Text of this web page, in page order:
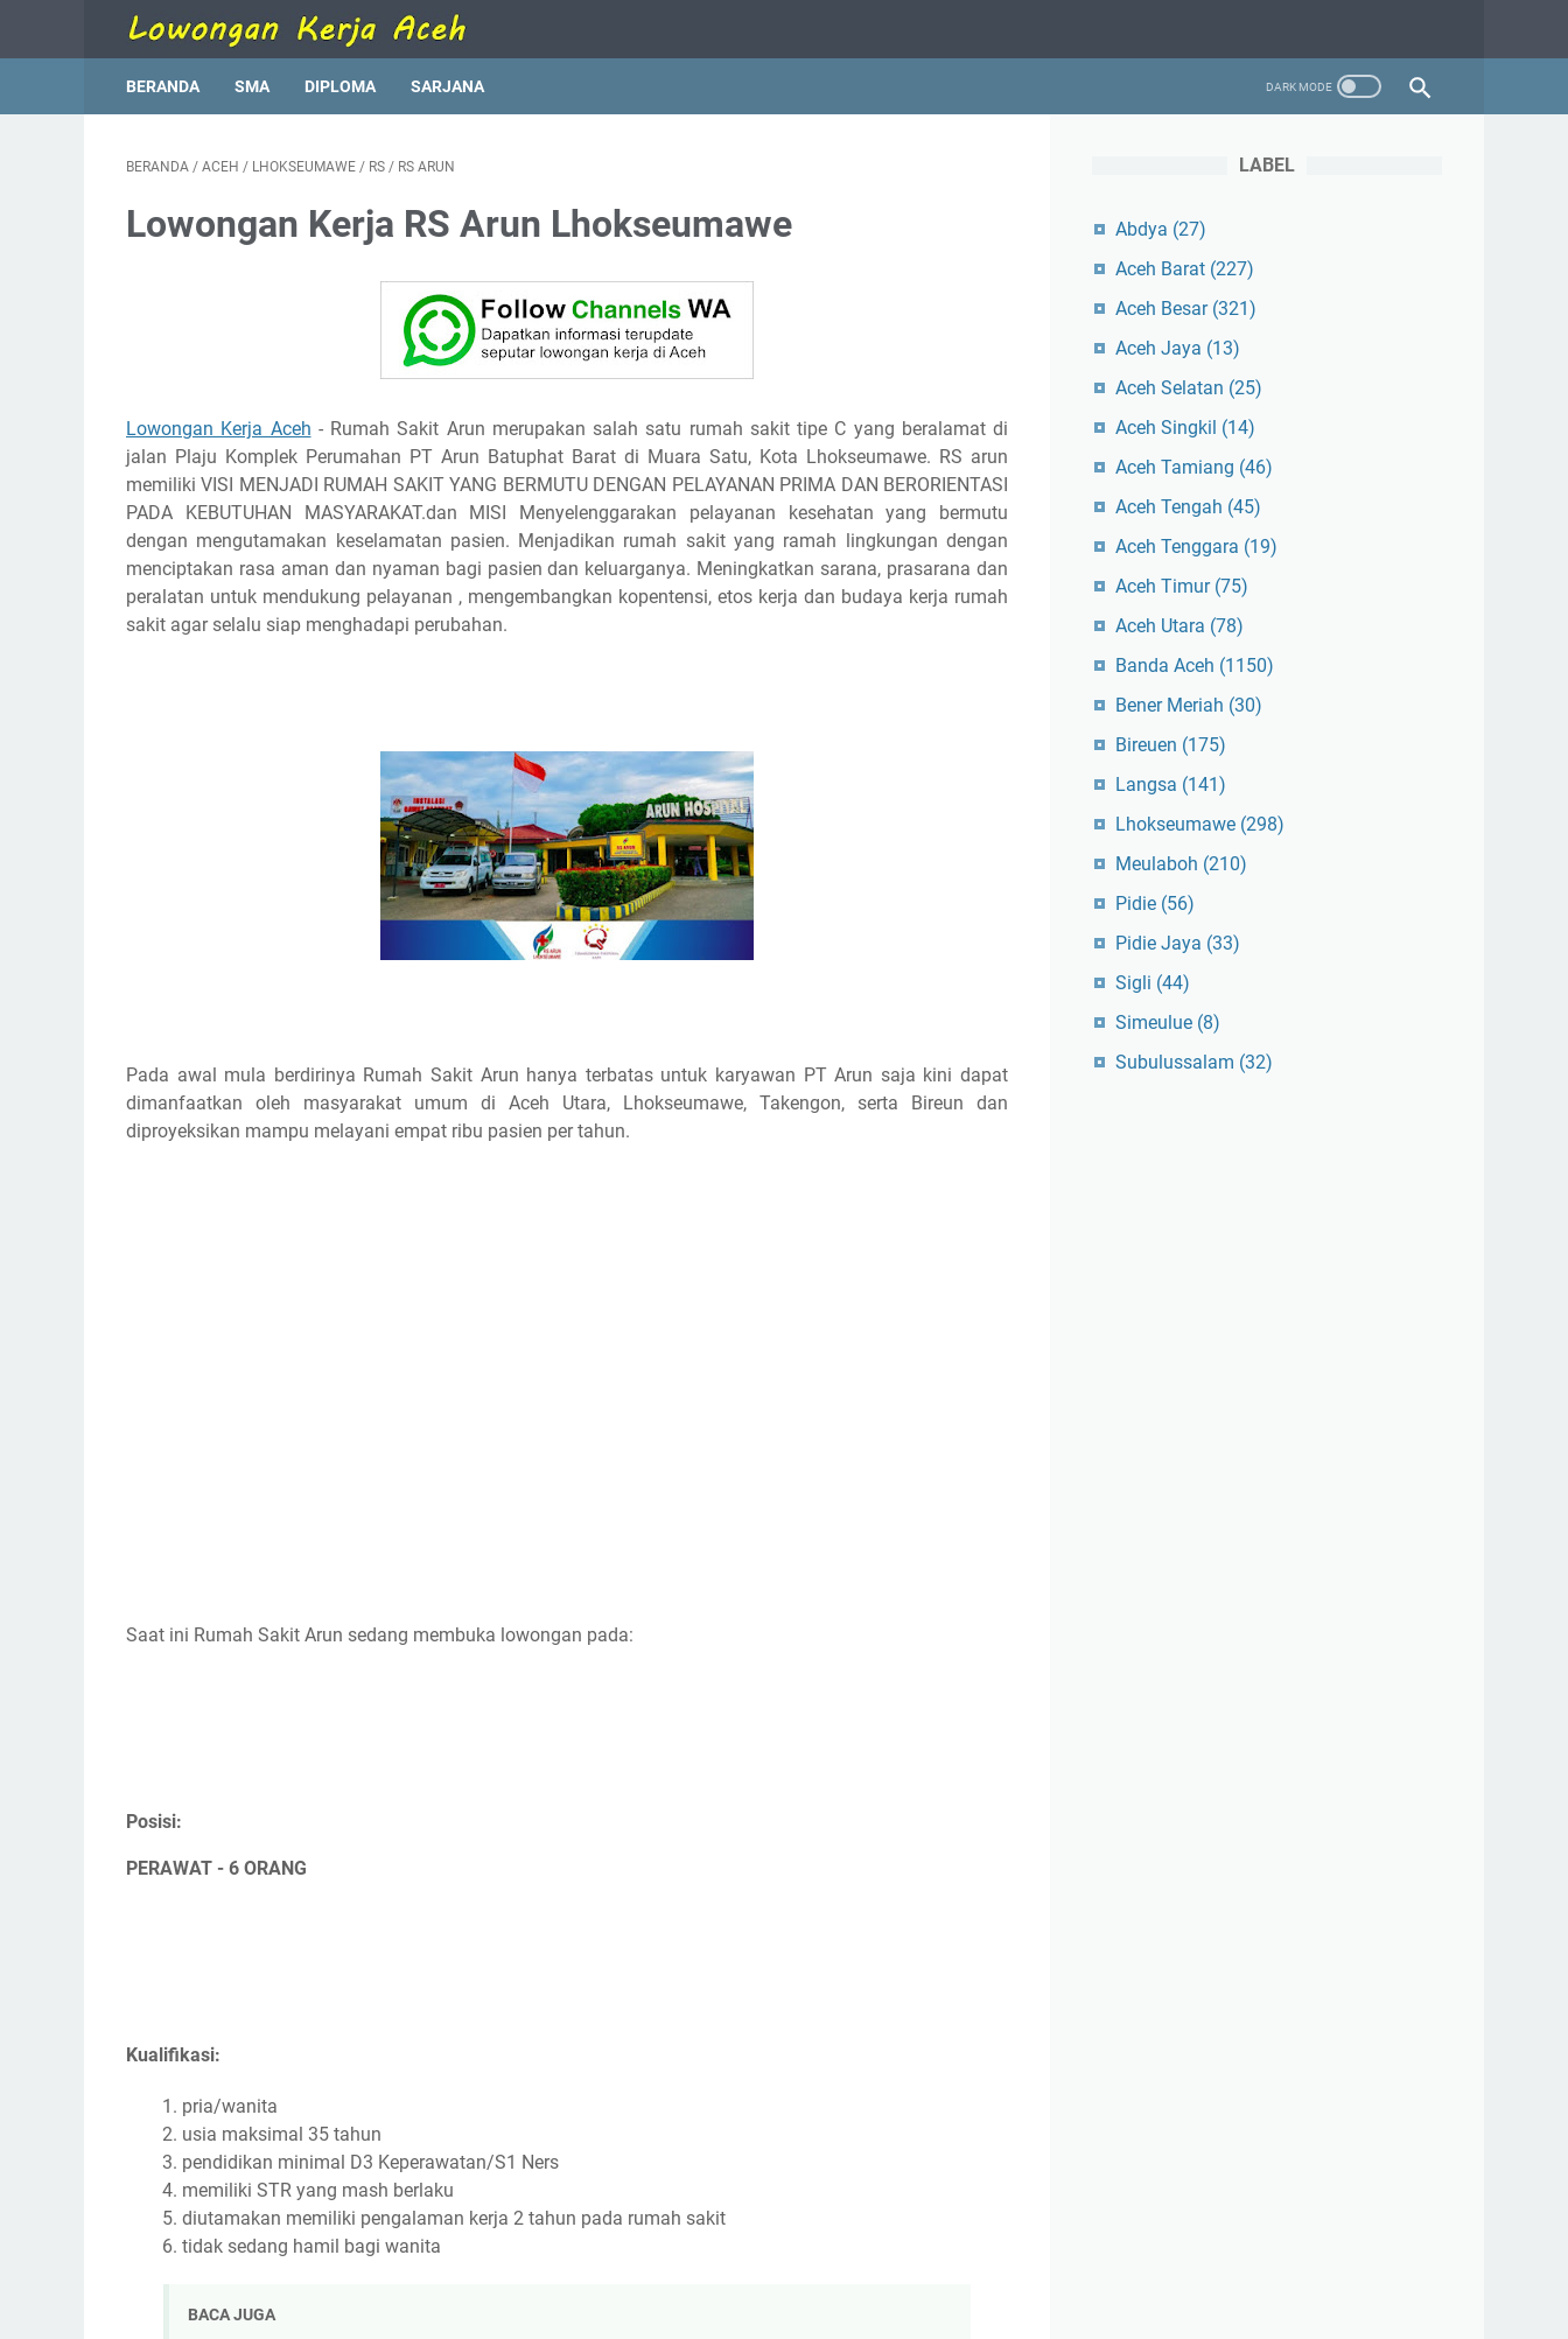
BERANDA SMA DIPLOMA SARJANA
BERANDA / ACEH / LHOKSEUMAWE / RS / RS ARUN
Lowongan Kerja RS Arun Lhokseumawe
Lowongan Kerja Aceh - Rumah Sakit Arun merupakan salah satu rumah sakit tipe C yang beralamat di
jalan Plaju Komplek Perumahan PT Arun Batuphat Barat di Muara Satu, Kota Lhokseumawe. RS arun
memiliki VISI MENJADI RUMAH SAKIT YANG BERMUTU DENGAN PELAYANAN PRIMA DAN BERORIENTASI
PADA KEBUTUHAN MASYARAKAT.dan MISI Menyelenggarakan pelayanan kesehatan yang bermutu
dengan mengutamakan keselamatan pasien. Menjadikan rumah sakit yang ramah lingkungan dengan
menciptakan rasa aman dan nyaman bagi pasien dan keluarganya. Meningkatkan sarana, prasarana dan
peralatan untuk mendukung pelayanan , mengembangkan kopentensi, etos kerja dan budaya kerja rumah
sakit agar selalu siap menghadapi perubahan.
Pada awal mula berdirinya Rumah Sakit Arun hanya terbatas untuk karyawan PT Arun saja kini dapat
dimanfaatkan oleh masyarakat umum di Aceh Utara, Lhokseumawe, Takengon, serta Bireun dan
diproyeksikan mampu melayani empat ribu pasien per tahun.
Saat ini Rumah Sakit Arun sedang membuka lowongan pada:
Posisi:
PERAWAT - 6 ORANG
Kualifikasi:
pria/wanita
usia maksimal 35 tahun
pendidikan minimal D3 Keperawatan/S1 Ners
memiliki STR yang mash berlaku
diutamakan memiliki pengalaman kerja 2 tahun pada rumah sakit
tidak sedang hamil bagi wanita
BACA JUGA
LABEL
Abdya (27)
Aceh Barat (227)
Aceh Besar (321)
Aceh Jaya (13)
Aceh Selatan (25)
Aceh Singkil (14)
Aceh Tamiang (46)
Aceh Tengah (45)
Aceh Tenggara (19)
Aceh Timur (75)
Aceh Utara (78)
Banda Aceh (1150)
Bener Meriah (30)
Bireuen (175)
Langsa (141)
Lhokseumawe (298)
Meulaboh (210)
Pidie (56)
Pidie Jaya (33)
Sigli (44)
Simeulue (8)
Subulussalam (32)